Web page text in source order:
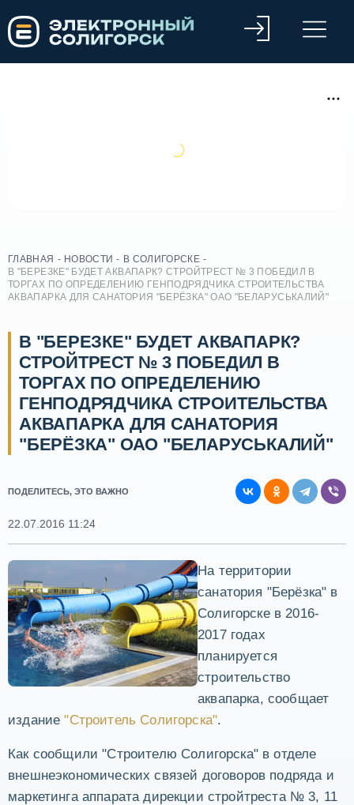
ГЛАВНАЯ - НОВОСТИ - В СОЛИГОРСКЕ -
В "БЕРЕЗКЕ" БУДЕТ АКВАПАРК? СТРОЙТРЕСТ № 3 ПОБЕДИЛ В
ТОРГАХ ПО ОПРЕДЕЛЕНИЮ ГЕНПОДРЯДЧИКА СТРОИТЕЛЬСТВА
АКВАПАРКА ДЛЯ САНАТОРИЯ "БЕРЁЗКА" ОАО "БЕЛАРУСЬКАЛИЙ"
В "БЕРЕЗКЕ" БУДЕТ АКВАПАРК?
СТРОЙТРЕСТ № 3 ПОБЕДИЛ В
ТОРГАХ ПО ОПРЕДЕЛЕНИЮ
ГЕНПОДРЯДЧИКА СТРОИТЕЛЬСТВА
АКВАПАРКА ДЛЯ САНАТОРИЯ
"БЕРЁЗКА" ОАО "БЕЛАРУСЬКАЛИЙ"
ПОДЕЛИТЕСЬ, ЭТО ВАЖНО
22.07.2016 11:24
На территории
санатория "Берёзка" в
Солигорске в 2016-
2017 годах
планируется
строительство
аквапарка, сообщает
издание"Строитель Солигорска".
Как сообщили "Строителю Солигорска" в отделе
внешнеэкономических связей договоров подряда и
маркетинга аппарата дирекции стройтреста № 3, 11